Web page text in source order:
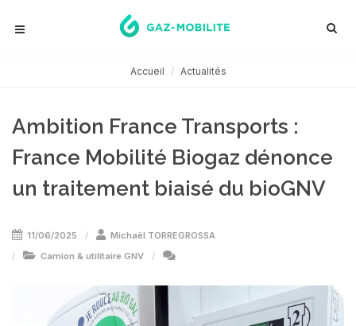
Accueil Actualités
Ambition France Transports :
France Mobilité Biogaz dénonce
un traitement biaisé du bioGNV
11/06/2025
Michaël TORREGROSSA
Camion & utilitaire GNV